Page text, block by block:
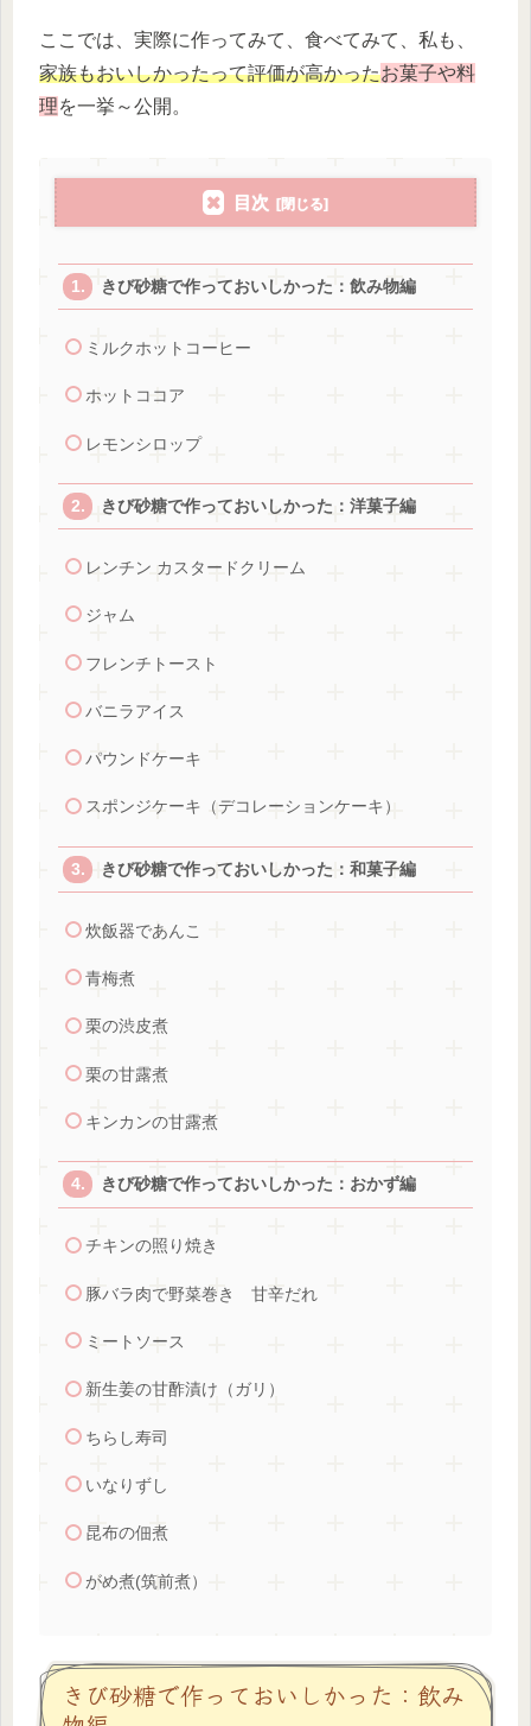
ここでは、実際に作ってみて、食べてみて、私も、
家族もおいしかったって評価が高かったお菓子や料
理を一挙～公開。
目次
きび砂糖で作っておいしかった：飲み物編
ミルクホットコーヒー
ホットココア
レモンシロップ
きび砂糖で作っておいしかった：洋菓子編
レンチン カスタードクリーム
ジャム
フレンチトースト
バニラアイス
パウンドケーキ
スポンジケーキ（デコレーションケーキ）
きび砂糖で作っておいしかった：和菓子編
炊飯器であんこ
青梅煮
栗の渋皮煮
栗の甘露煮
キンカンの甘露煮
きび砂糖で作っておいしかった：おかず編
チキンの照り焼き
豚バラ肉で野菜巻き 甘辛だれ
ミートソース
新生姜の甘酢漬け（ガリ）
ちらし寿司
いなりずし
昆布の佃煮
がめ煮(筑前煮）
きび砂糖で作っておいしかった：飲み